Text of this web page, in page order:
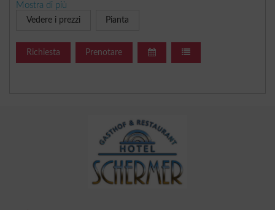
Inoltre la nostra casa dispone di ascensore, posti auto gratuiti,
garage a pagamento, deposito bici e sci, terrazza solarium,
ristorante à la carte, WiFi gratuito.
Mostra di più
Vedere i prezzi Pianta
Richiesta Prenotare